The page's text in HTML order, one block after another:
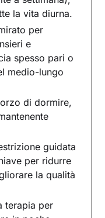
meglio, passo
la lotta col
con la
miglioramenti
la vita diurna.
per
e
spesso pari o
medio-lungo
di dormire,
guidata
per ridurre
la qualità
terapia per